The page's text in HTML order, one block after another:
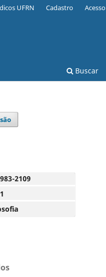
Buscar
UFRN Cadastro Acesso
2109